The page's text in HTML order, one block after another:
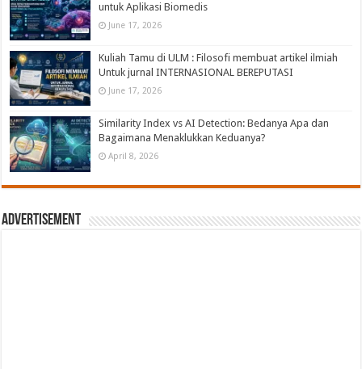
untuk Aplikasi Biomedis
June 17, 2026
Kuliah Tamu di ULM : Filosofi membuat artikel ilmiah
Untuk jurnal INTERNASIONAL BEREPUTASI
June 17, 2026
Similarity Index vs AI Detection: Bedanya Apa dan
Bagaimana Menaklukkan Keduanya?
April 8, 2026
Advertisement